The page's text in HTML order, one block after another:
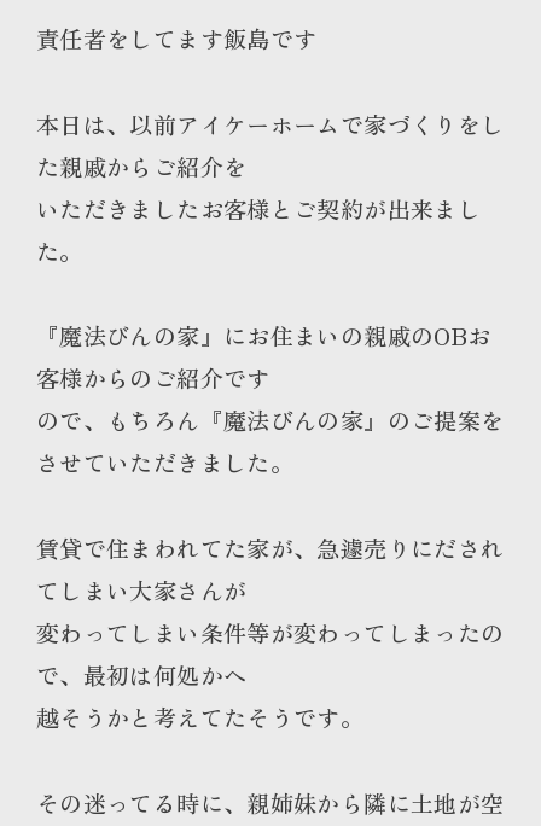
責任者をしてます飯島です
本日は、以前アイケーホームで家づくりをし
た親戚からご紹介を
いただきましたお客様とご契約が出来まし
た。
『魔法びんの家』にお住まいの親戚のOBお
客様からのご紹介です
ので、もちろん『魔法びんの家』のご提案を
させていただきました。
賃貸で住まわれてた家が、急遽売りにだされ
てしまい大家さんが
変わってしまい条件等が変わってしまったの
で、最初は何処かへ
越そうかと考えてたそうです。
その迷ってる時に、親姉妹から隣に土地が空